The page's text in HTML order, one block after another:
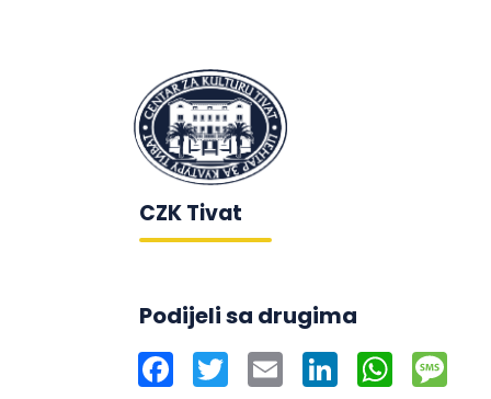
CZK Tivat
Podijeli sa drugima
Facebook
Twitter Email LinkedInWhatsApp